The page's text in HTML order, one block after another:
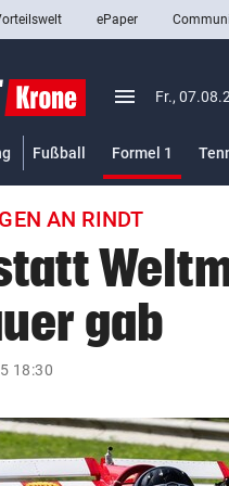
close
Abonnieren
arrow_right
ePaper
menu Menü
Fr.,
Fußball Formel 1
AN RINDT
gab
18:30